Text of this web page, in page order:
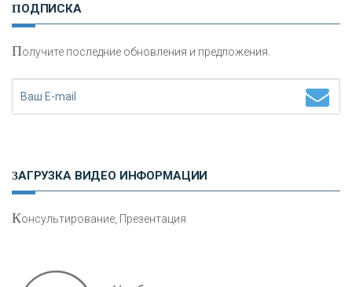
сохранения и увеличения капитала
ПОДПИСКА
Получите последние обновления и предложения.
ЗАГРУЗКА ВИДЕО ИНФОРМАЦИИ
Консультирование, Презентация